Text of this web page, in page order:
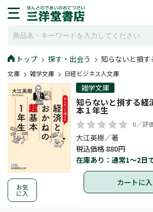
トップ 探す・出会う 知らないと損
文庫 雑学文庫 日経ビジネス人文庫
お気
に入
雑学文庫
知らないと損する経
本１年生
0／評
大江英樹／著
税込価格 880円
在庫あり：通常1～2日
カートに